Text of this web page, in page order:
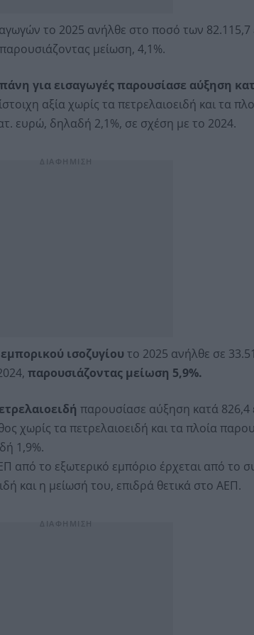
το 2025 ανήλθε στο ποσό των
μείωση, 4,1%.
για εισαγωγές παρουσίασε αύξηση
αξία χωρίς τα πετρελαιοειδή και τα
ευρώ, δηλαδή 2,1%, σε σχέση με το 2024.
ισοζυγίου το 2025 ανήλθε σε
παρουσιάζοντας μείωση 5,9%.
παρουσίασε αύξηση κατά 826,4
χωρίς τα πετρελαιοειδή και τα πλοία
1,9%.
από το εξωτερικό εμπόριο έρχεται από το
και η μείωσή του, επιδρά θετικά στο ΑΕΠ.